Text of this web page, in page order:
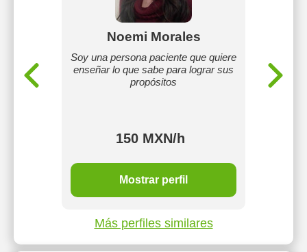
Me
he
Noemi Morales
Soy una persona paciente que quiere
enseñar lo que sabe para lograr sus
propósitos
150 MXN/h
Mostrar perfil
Más perfiles similares